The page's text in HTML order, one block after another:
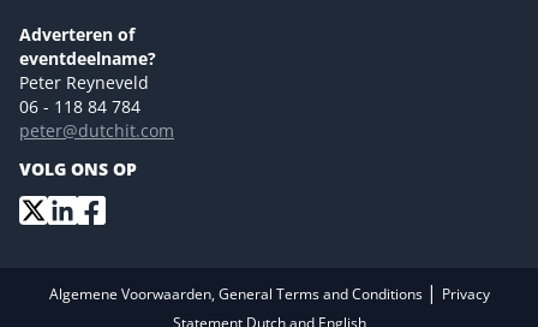
Versturen
Adverteren of
eventdeelname?
Peter Reyneveld
06 - 118 84 784
peter@dutchit.com
VOLG ONS OP
Algemene Voorwaarden, General Terms and Conditions | Privacy